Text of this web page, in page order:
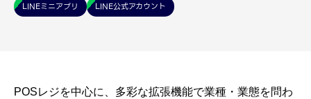
LINEミニアプリ LINE公式アカウント
POSレジを中心に、多彩な拡張機能で業種・業態を問わ